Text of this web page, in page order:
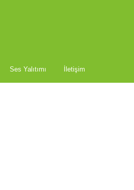
Ses Yalıtımı İletişim